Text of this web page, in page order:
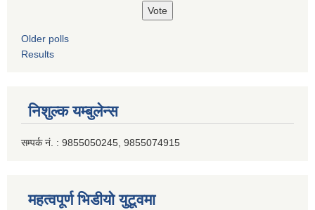
Older polls
Results
निशुल्क यम्बुलेन्स
सम्पर्क नं. : 9855050245, 9855074915
महत्वपूर्ण भिडीयो युटूवमा